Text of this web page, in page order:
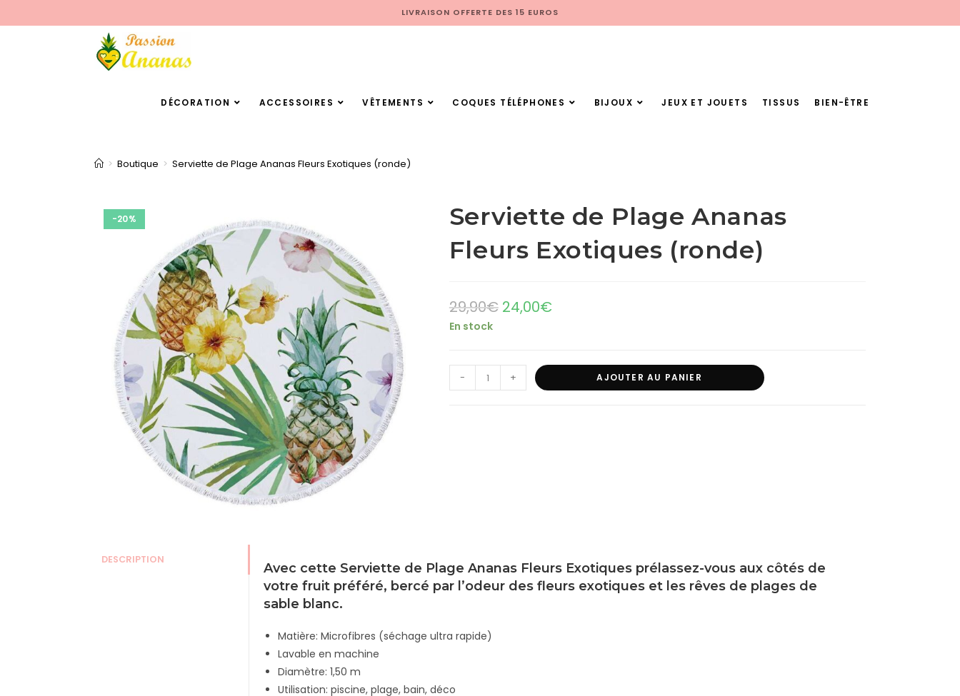
LIVRAISON OFFERTE DES 15 EUROS
DÉCORATION ACCESSOIRES VÊTEMENTS COQUES TÉLÉPHONES BIJOUX JEUX ET JOUETS TISSUS BIEN-ÊTRE
> Boutique > Serviette de Plage Ananas Fleurs Exotiques (ronde)
-20%
Serviette de Plage Ananas
Fleurs Exotiques (ronde)
29,90€ 24,00€
En stock
- + AJOUTER AU PANIER
DESCRIPTION
Avec cette Serviette de Plage Ananas Fleurs Exotiques prélassez-vous aux côtés de
votre fruit préféré, bercé par l’odeur des fleurs exotiques et les rêves de plages de
sable blanc.
Matière: Microfibres (séchage ultra rapide)
Lavable en machine
Diamètre: 1,50 m
Utilisation: piscine, plage, bain, déco